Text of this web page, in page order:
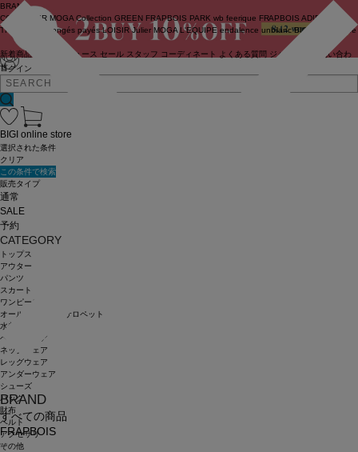
ログイン
BRAND
COUTURIER MOGA Collection GREEN FRAPBOIS PARK wb feerique FRAPBOIS ADIEU
TRISTESSE
congés payés LOISIR Julier MOGA L'EQUIPE endalence unbilanc BIGI online store
新着商品 ニュース セール スタッフ コーディネート よくある質問 ジャーナル
お問い合わ
せ
BRAND
すべての商品
FRAPBOIS
BIGI online store
選択された条件
クリア
この条件で検索
販売タイプ
通常
SALE
予約
CATEGORY
トップス
アウター
パンツ
スカート
ワンピース
オールインワン・サロペット
水着
ヘッドウェア
ネックウェア
レッグウェア
アンダーウェア
シューズ
バッグ
財布
ベルト
アクセサリ
その他